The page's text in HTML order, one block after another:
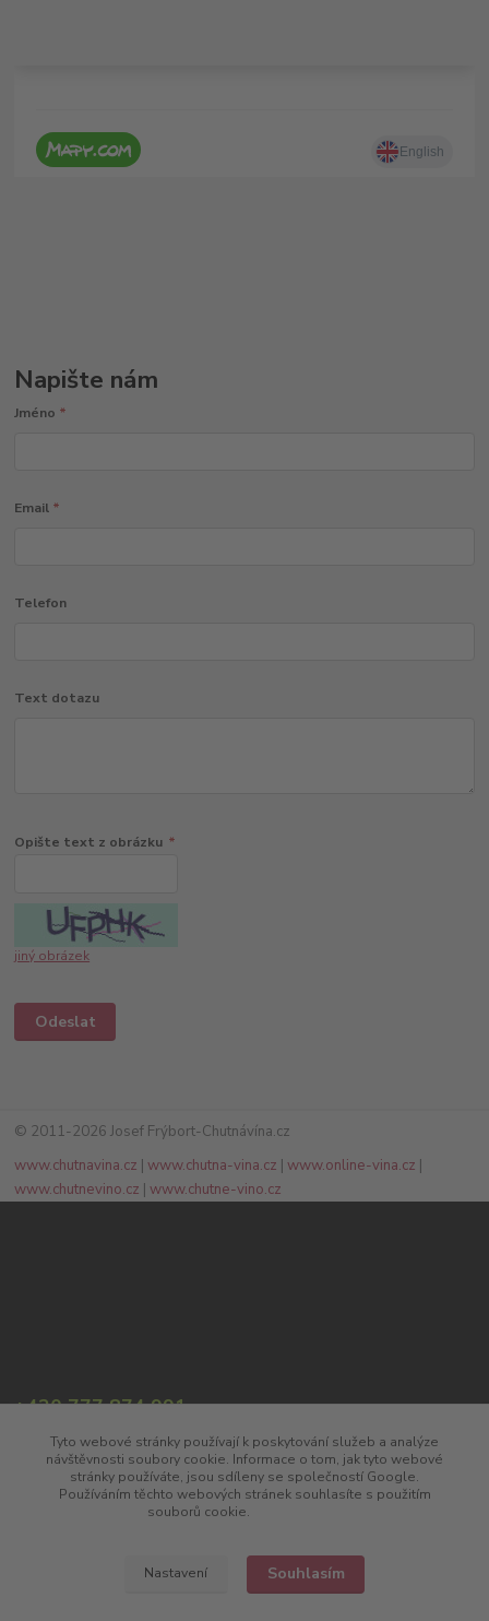
Napište nám
Jméno *
Email *
Telefon
Text dotazu
Opište text z obrázku *
jiný obrázek
© 2011-2026 Josef Frýbort-Chutnávína.cz
www.chutnavina.cz |www.chutna-vina.cz |www.online-vina.cz |
www.chutnevino.cz |www.chutne-vino.cz
+420 777 874 991
info@chutnavina.cz
Upravit sběr cookies.
Tyto webové stránky používají k poskytování služeb a analýze
návštěvnosti soubory cookie. Informace o tom, jak tyto webové
stránky používáte, jsou sdíleny se společností Google.
Používáním těchto webových stránek souhlasíte s použitím
souborů cookie.
Nastavení Souhlasím